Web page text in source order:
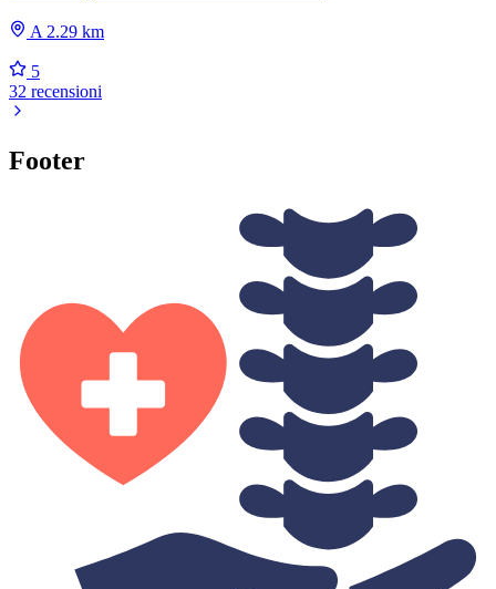
A 2.29 km
5
32 recensioni
Footer